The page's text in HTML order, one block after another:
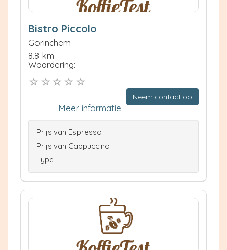
Bistro Piccolo
Gorinchem
8.8 km
Waardering:
Neem contact op
Meer informatie
Prijs van Espresso
Prijs van Cappuccino
Type